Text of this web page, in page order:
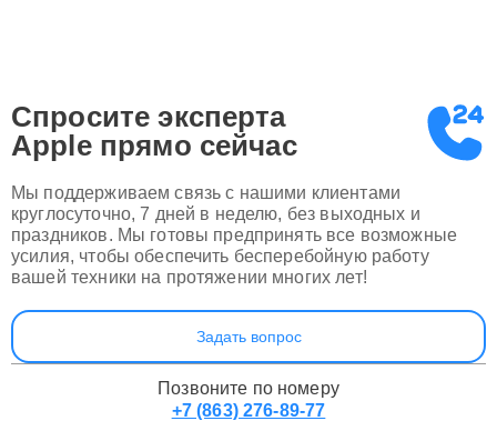
Спросите эксперта
Apple прямо сейчас
Мы поддерживаем связь с нашими клиентами
круглосуточно, 7 дней в неделю, без выходных и
праздников. Мы готовы предпринять все возможные
усилия, чтобы обеспечить бесперебойную работу
вашей техники на протяжении многих лет!
Задать вопрос
Позвоните по номеру
+7 (863) 276-89-77